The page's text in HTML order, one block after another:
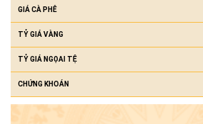
GIÁ CÀ PHÊ
TỶ GIÁ VÀNG
TỶ GIÁ NGỌAI TỆ
CHỨNG KHOÁN